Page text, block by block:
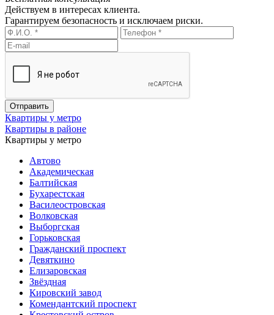
Действуем в интересах клиента.
Гарантируем безопасность и исключаем риски.
Квартиры у метро
Квартиры в районе
Квартиры у метро
Автово
Академическая
Балтийская
Бухарестская
Василеостровская
Волковская
Выборгская
Горьковская
Гражданский проспект
Девяткино
Елизаровская
Звёздная
Кировский завод
Комендантский проспект